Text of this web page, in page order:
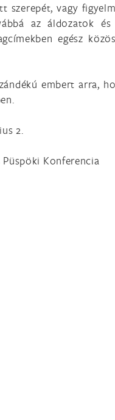
szerepét, vagy
az áldozatok
egész
embert arra,
2.
Konferencia